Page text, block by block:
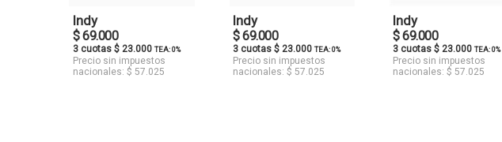
Indy
$ 69.000
3 cuotas $ 23.000TEA: 0%
Precio sin impuestos
nacionales: $ 57.025
Indy
$ 69.000
3 cuotas $ 23.000TEA: 0%
Precio sin impuestos
nacionales: $ 57.025
Indy
$ 69.000
3 cuotas $ 23.000TEA: 0%
Precio sin impuestos
nacionales: $ 57.025